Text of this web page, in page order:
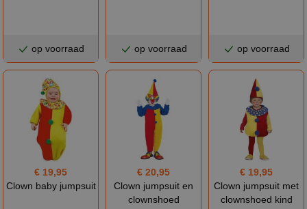
op voorraad op voorraad op voorraad
€ 19,95
Clown baby jumpsuit
€ 20,95
Clown jumpsuit en
clownshoed
€ 19,95
Clown jumpsuit met
clownshoed kind